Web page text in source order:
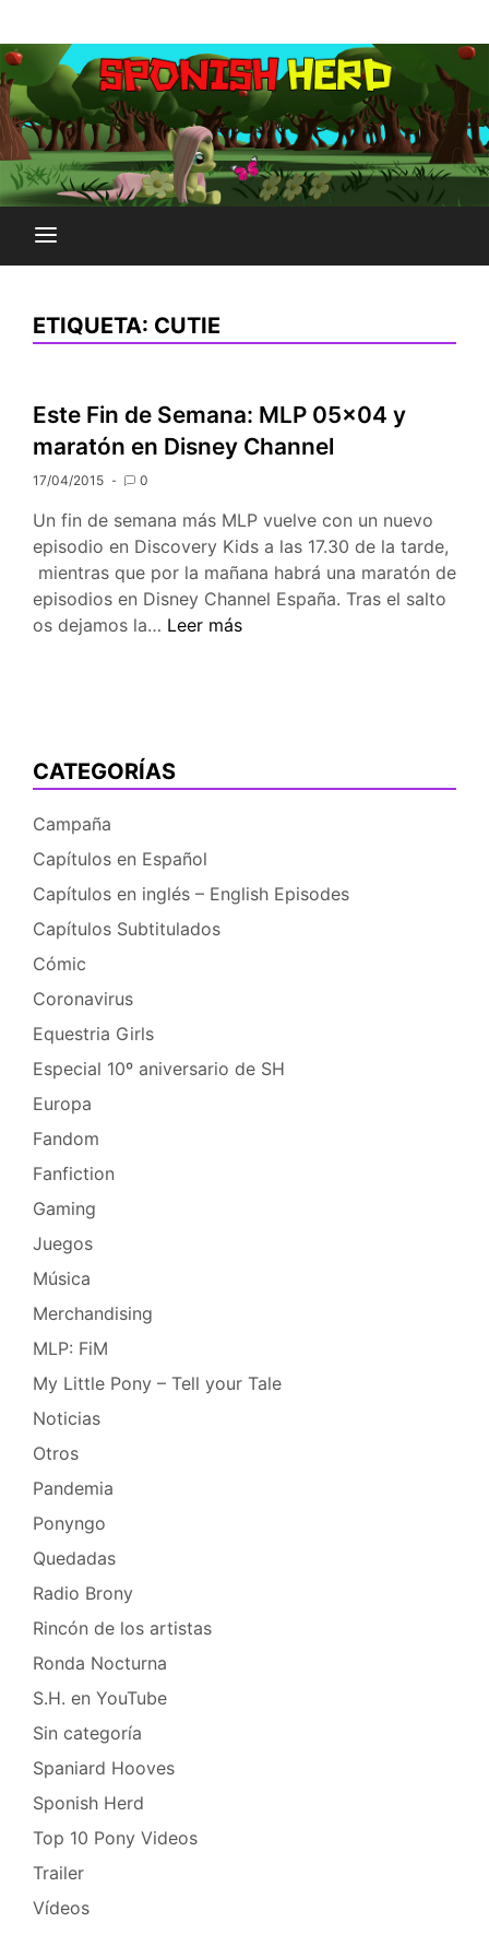
al
contenido
SPONISH HERD
ETIQUETA: CUTIE
Este Fin de Semana: MLP 05×04 y
maratón en Disney Channel
17/04/2015 0
Un fin de semana más MLP vuelve con un nuevo
episodio en Discovery Kids a las 17.30 de la tarde,
mientras que por la mañana habrá una maratón de
episodios en Disney Channel España. Tras el salto
os dejamos la… Este
y
Disney
Channel
Leer más
CATEGORÍAS
Campaña
Capítulos en Español
Capítulos en inglés – English Episodes
Capítulos Subtitulados
Cómic
Coronavirus
Equestria Girls
Especial 10º aniversario de SH
Europa
Fandom
Fanfiction
Gaming
Juegos
Música
Merchandising
MLP: FiM
My Little Pony – Tell your Tale
Noticias
Otros
Pandemia
Ponyngo
Quedadas
Radio Brony
Rincón de los artistas
Ronda Nocturna
S.H. en YouTube
Sin categoría
Spaniard Hooves
Sponish Herd
Top 10 Pony Videos
Trailer
Vídeos